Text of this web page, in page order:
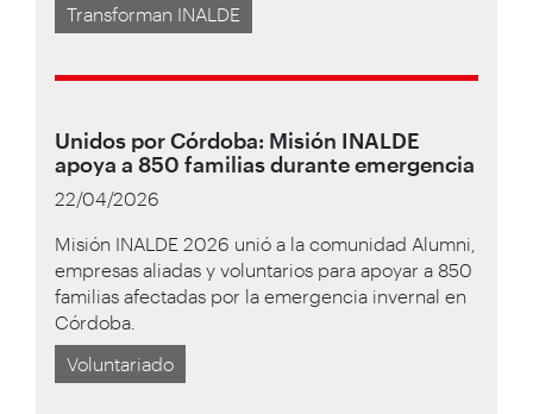
Transforman INALDE
Unidos por Córdoba: Misión INALDE
apoya a 850 familias durante emergencia
22/04/2026
Misión INALDE 2026 unió a la comunidad Alumni,
empresas aliadas y voluntarios para apoyar a 850
familias afectadas por la emergencia invernal en
Córdoba.
Voluntariado